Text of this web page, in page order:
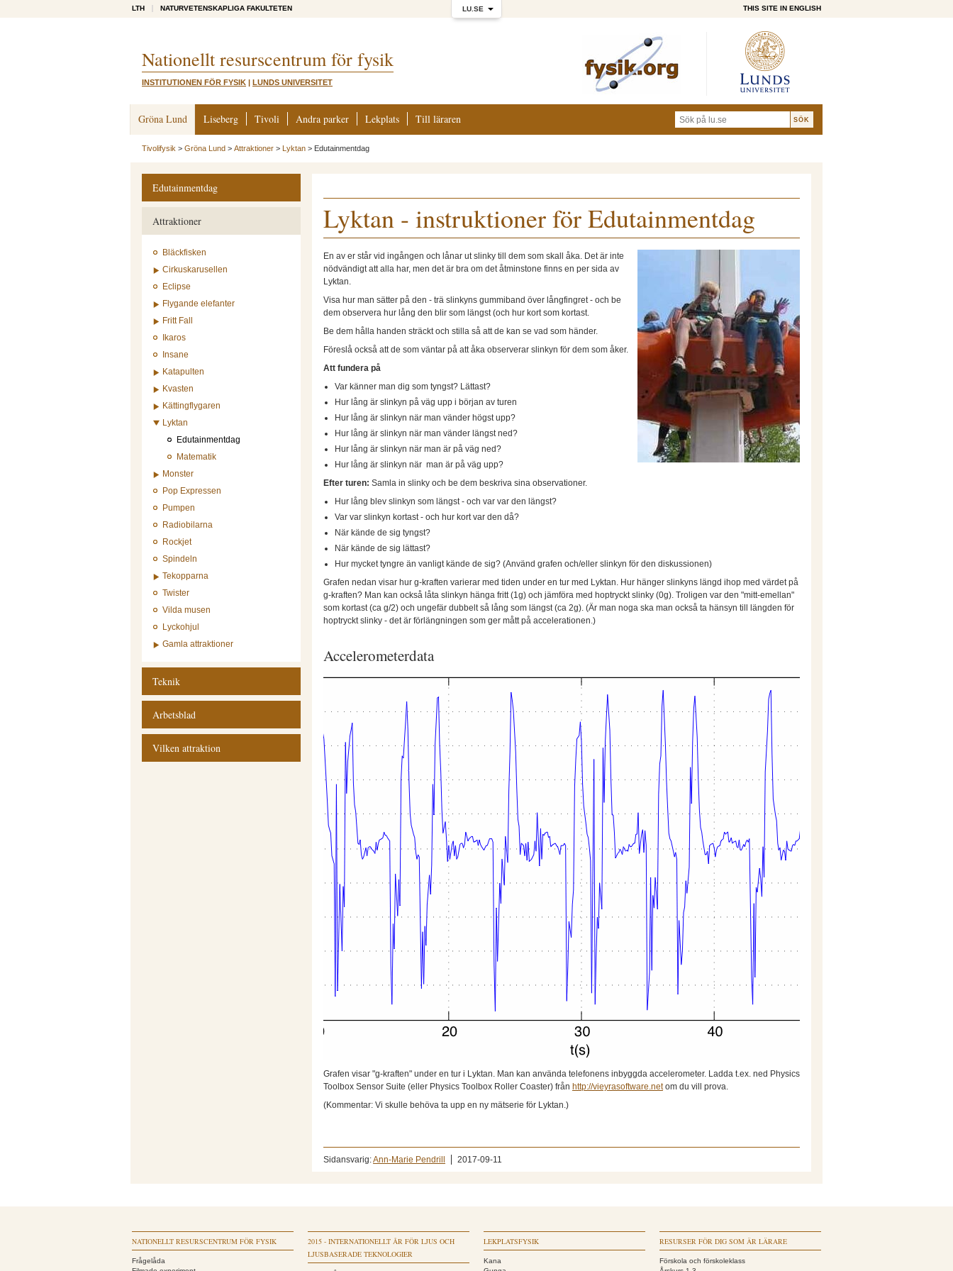
LU.SE
LTH NATURVETENSKAPLIGA FAKULTETEN THIS SITE IN ENGLISH
Nationellt resurscentrum för fysik
INSTITUTIONEN FÖR FYSIK | LUNDS UNIVERSITET
Gröna Lund Liseberg Tivoli Andra parker Lekplats Till läraren
Tivolifysik > Gröna Lund > Attraktioner > Lyktan > Edutainmentdag
Edutainmentdag
Attraktioner
Bläckfisken
Cirkuskarusellen
Eclipse
Flygande elefanter
Fritt Fall
Ikaros
Insane
Katapulten
Kvasten
Kättingflygaren
Lyktan
Edutainmentdag
Matematik
Monster
Pop Expressen
Pumpen
Radiobilarna
Rockjet
Spindeln
Tekopparna
Twister
Vilda musen
Lyckohjul
Gamla attraktioner
Teknik
Arbetsblad
Vilken attraktion
Lyktan - instruktioner för Edutainmentdag
En av er står vid ingången och lånar ut slinky till dem som skall åka. Det är inte
nödvändigt att alla har, men det är bra om det åtminstone finns en per sida av
Lyktan.
Visa hur man sätter på den - trä slinkyns gummiband över långfingret - och be
dem observera hur lång den blir som längst (och hur kort som kortast.
Be dem hålla handen sträckt och stilla så att de kan se vad som händer.
Föreslå också att de som väntar på att åka observerar slinkyn för dem som åker.
Att fundera på
Var känner man dig som tyngst? Lättast?
Hur lång är slinkyn på väg upp i början av turen
Hur lång är slinkyn när man vänder högst upp?
Hur lång är slinkyn när man vänder längst ned?
Hur lång är slinkyn när man är på väg ned?
Hur lång är slinkyn när man är på väg upp?
Efter turen: Samla in slinky och be dem beskriva sina observationer.
Hur lång blev slinkyn som längst - och var var den längst?
Var var slinkyn kortast - och hur kort var den då?
När kände de sig tyngst?
När kände de sig lättast?
Hur mycket tyngre än vanligt kände de sig? (Använd grafen och/eller slinkyn för den diskussionen)
Grafen nedan visar hur g-kraften varierar med tiden under en tur med Lyktan. Hur hänger slinkyns längd ihop med värdet på
g-kraften? Man kan också låta slinkyn hänga fritt (1g) och jämföra med hoptryckt slinky (0g). Troligen var den "mitt-emellan"
som kortast (ca g/2) och ungefär dubbelt så lång som längst (ca 2g). (Är man noga ska man också ta hänsyn till längden för
hoptryckt slinky - det är förlängningen som ger mått på accelerationen.)
Accelerometerdata
Grafen visar "g-kraften" under en tur i Lyktan. Man kan använda telefonens inbyggda accelerometer. Ladda t.ex. ned Physics
Toolbox Sensor Suite (eller Physics Toolbox Roller Coaster) från http://vieyrasoftware.netom du vill prova.
(Kommentar: Vi skulle behöva ta upp en ny mätserie för Lyktan.)
Sidansvarig:Ann-Marie Pendrill 2017-09-11
NATIONELLT RESURSCENTRUM FÖR FYSIK
Frågelåda
2015 - INTERNATIONELLT ÅR FÖR LJUS OCH
LJUSBASERADE TEKNOLOGIER
LEKPLATSFYSIK
Kana
RESURSER FÖR DIG SOM ÄR LÄRARE
Förskola och förskoleklass